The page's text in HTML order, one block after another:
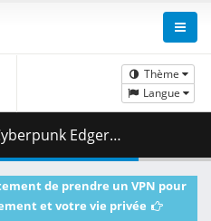
Thème
Langue
HEVC E-AC-3) .mkv.002 ( 420.35 MB )
de prendre un VPN pour
et votre vie privée